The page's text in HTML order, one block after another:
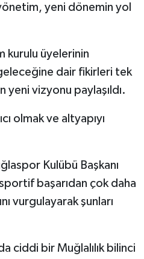
yeni dönemin yol
kurulu üyelerinin
dair fikirleri tek
yeni vizyonu paylaşıldı.
olmak ve altyapıyı
Kulübü Başkanı
başarıdan çok daha
vurgulayarak şunları
ciddi bir Muğlalılık bilinci